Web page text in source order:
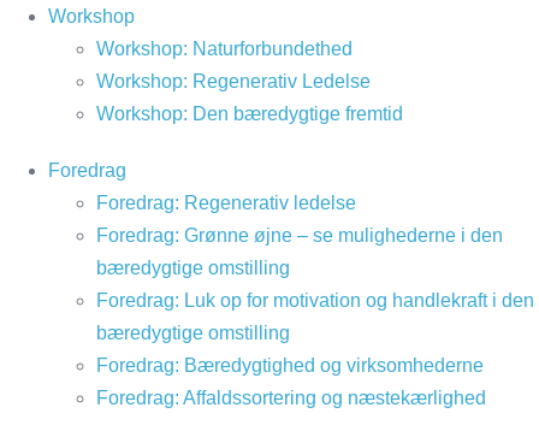
SpringWorkshop
Workshop: Naturforbundethed
Workshop: Regenerativ Ledelse
Workshop: Den bæredygtige fremtid
Foredrag
Foredrag: Regenerativ ledelse
Foredrag: Grønne øjne – se mulighederne i den
bæredygtige omstilling
Foredrag: Luk op for motivation og handlekraft i den
bæredygtige omstilling
Foredrag: Bæredygtighed og virksomhederne
Foredrag: Affaldssortering og næstekærlighed